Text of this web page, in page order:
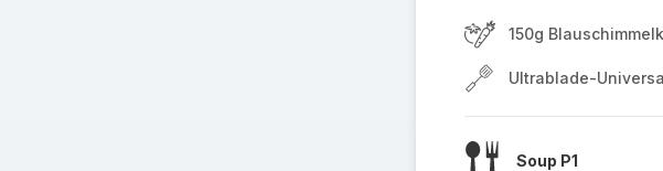
150g
Ultrablade-
Soup P1